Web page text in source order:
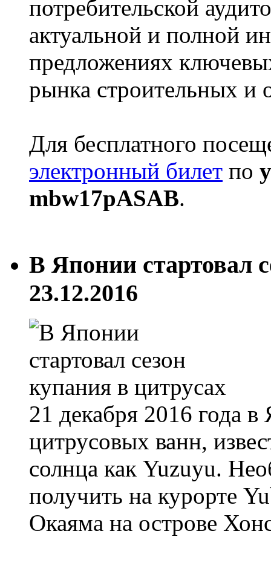
потребительской
актуальной и полной
предложениях
рынка строительных и
Для бесплатного
электронный билет по
mbw17pASAB.
В Японии стартовал
23.12.2016
21 декабря 2016 года
цитрусовых ванн,
солнца как Yuzuyu.
получить на курорте
Окаяма на острове